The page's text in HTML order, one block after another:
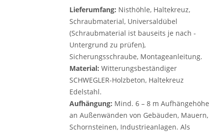
Lieferumfang: Nisthöhle, Haltekreuz,
Schraubmaterial, Universaldübel
(Schraubmaterial ist bauseits je nach ­
Untergrund zu prüfen),
Sicherungsschraube, Montageanleitung.
Material: Witterungsbeständiger
SCHWEGLER-Holzbeton, Haltekreuz
Edelstahl.
Aufhängung: Mind. 6 – 8 m Aufhängehöhe
an Außenwänden von Gebäuden, Mauern,
Schornsteinen, Industrieanlagen. Als